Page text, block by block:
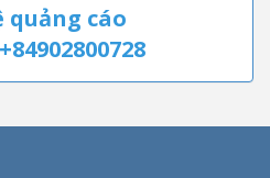
quảng cáo